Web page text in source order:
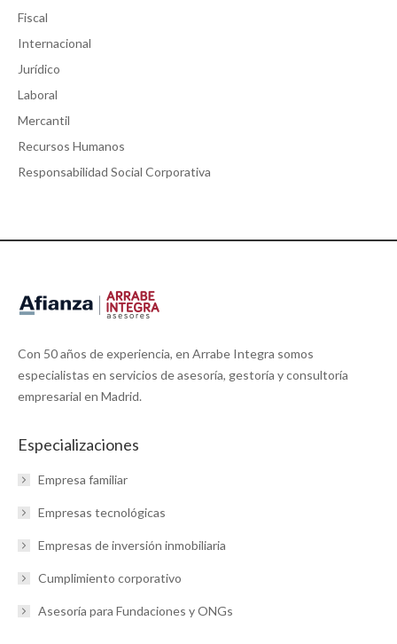
Fiscal
Internacional
Jurídico
Laboral
Mercantil
Recursos Humanos
Responsabilidad Social Corporativa
Con 50 años de experiencia, en Arrabe Integra somos
especialistas en servicios de asesoría, gestoría y consultoría
empresarial en Madrid.
Especializaciones
Empresa familiar
Empresas tecnológicas
Empresas de inversión inmobiliaria
Cumplimiento corporativo
Asesoría para Fundaciones y ONGs